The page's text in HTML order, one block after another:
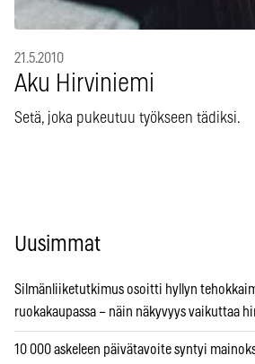
21.5.2010
Aku Hirviniemi
Setä, joka pukeutuu työkseen tädiksi.
Uusimmat
Silmänliiketutkimus osoitti hyllyn
ruokakaupassa – näin näkyvyys vaikuttaa
10 000 askeleen päivätavoite syntyi